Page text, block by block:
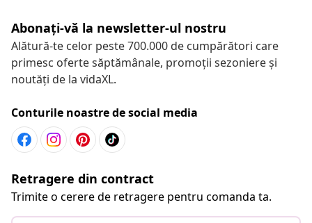
Abonați-vă la newsletter-ul nostru
Alătură-te celor peste 700.000 de cumpărători care
primesc oferte săptămânale, promoții sezoniere și
noutăți de la vidaXL.
Conturile noastre de social media
Retragere din contract
Trimite o cerere de retragere pentru comanda ta.